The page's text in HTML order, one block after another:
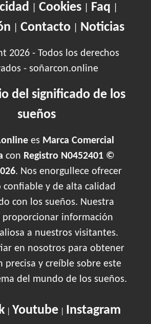
Cookies Faq
Contacto| Noticias
2026 - Todos los derechos
- soñarcon.online
del significado de los
sueños
es Marca Comercial
con Registro N0452401 ©
. Nos enorgullece ofrecer
y de alta calidad
con los sueños. Nuestra
proporcionar información
a nuestros visitantes.
en nosotros para obtener
precisa y creíble sobre este
del mundo de los sueños.
| Youtube| Instagram